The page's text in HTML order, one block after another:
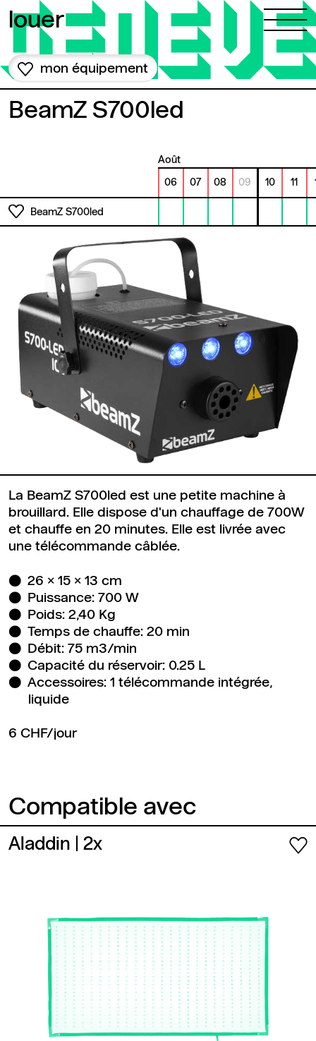
louer
mon équipement
BeamZ S700led
août
06 07 08 09 10 11
BeamZ S700led
La BeamZ S700led est une petite machine à
brouillard. Elle dispose d'un chauffage de 700W
et chauffe en 20 minutes. Elle est livrée avec
une télécommande câblée.
26 x 15 x 13 cm
Puissance: 700 W
Poids: 2,40 Kg
Temps de chauffe: 20 min
Débit: 75 m3/min
Capacité du réservoir: 0.25 L
Accessoires: 1 télécommande intégrée,
liquide
6 CHF/jour
Compatible avec
Aladdin | 2x